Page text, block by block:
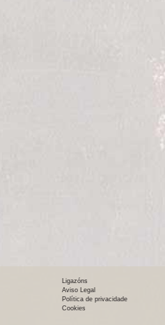
Ligazóns
Aviso Legal
Política de privacidade
Cookies